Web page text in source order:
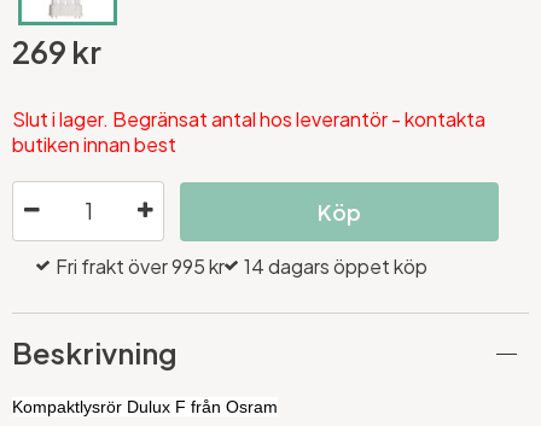
269 kr
Slut i lager. Begränsat antal hos leverantör - kontakta
butiken innan best
Köp
Fri frakt över 995 kr 14 dagars öppet köp
Beskrivning
Kompaktlysrör Dulux F från Osram